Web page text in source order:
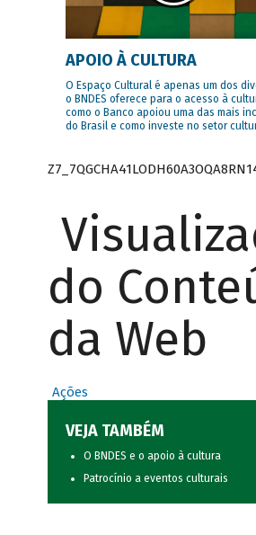
APOIO À CULTURA
O Espaço Cultural é apenas um dos
o BNDES oferece para o acesso à
como o Banco apoiou uma das mais
do Brasil e como investe no setor
do
da Web
Ações
VEJA TAMBÉM
O BNDES e o apoio à cultura
Patrocínio a eventos culturais